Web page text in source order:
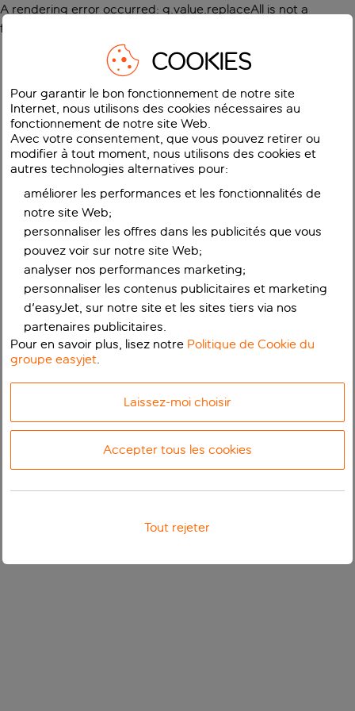
A rendering error occurred: g.value.replaceAll is not a
function
COOKIES
Pour garantir le bon fonctionnement de notre site
Internet, nous utilisons des cookies nécessaires au
fonctionnement de notre site Web.
Avec votre consentement, que vous pouvez retirer ou
modifier à tout moment, nous utilisons des cookies et
autres technologies alternatives pour:
améliorer les performances et les fonctionnalités de
notre site Web;
personnaliser les offres dans les publicités que vous
pouvez voir sur notre site Web;
analyser nos performances marketing;
personnaliser les contenus publicitaires et marketing
d'easyJet, sur notre site et les sites tiers via nos
partenaires publicitaires.
Pour en savoir plus, lisez notre Politique de Cookie du
groupe easyjet.
Laissez-moi choisir
Accepter tous les cookies
Tout rejeter